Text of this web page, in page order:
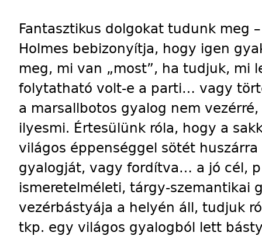
Fantasztikus dolgokat tudunk meg
Holmes bebizonyítja, hogy igen
meg, mi van „most”, ha tudjuk, mi
folytatható volt-e a parti… vagy
a marsallbotos gyalog nem
ilyesmi. Értesülünk róla, hogy a
világos éppenséggel sötét
gyalogját, vagy fordítva… a jó cél,
ismeretelméleti, tárgy-szemantikai
vezérbástyája a helyén áll, tudjuk
tkp. egy világos gyalogból lett